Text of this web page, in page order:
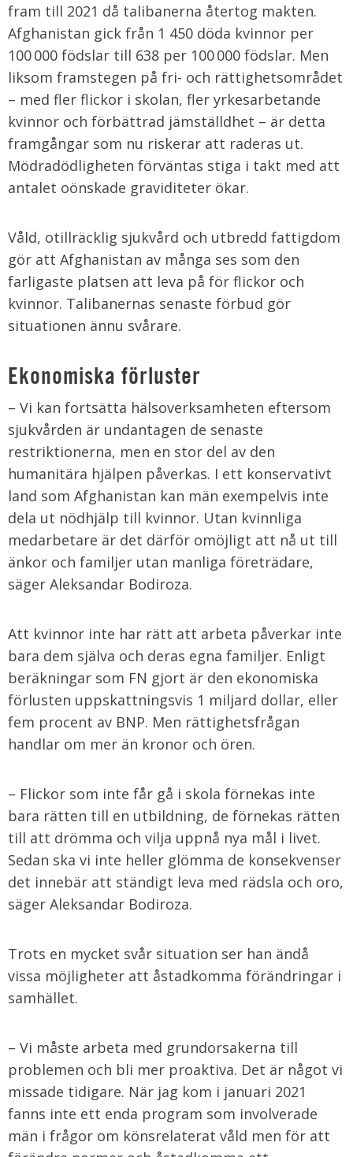
fram till 2021 då talibanerna återtog makten.
Afghanistan gick från 1 450 döda kvinnor per
100 000 födslar till 638 per 100 000 födslar. Men
liksom framstegen på fri- och rättighetsområdet
– med fler flickor i skolan, fler yrkesarbetande
kvinnor och förbättrad jämställdhet – är detta
framgångar som nu riskerar att raderas ut.
Mödradödligheten förväntas stiga i takt med att
antalet oönskade graviditeter ökar.
Våld, otillräcklig sjukvård och utbredd fattigdom
gör att Afghanistan av många ses som den
farligaste platsen att leva på för flickor och
kvinnor. Talibanernas senaste förbud gör
situationen ännu svårare.
Ekonomiska förluster
– Vi kan fortsätta hälsoverksamheten eftersom
sjukvården är undantagen de senaste
restriktionerna, men en stor del av den
humanitära hjälpen påverkas. I ett konservativt
land som Afghanistan kan män exempelvis inte
dela ut nödhjälp till kvinnor. Utan kvinnliga
medarbetare är det därför omöjligt att nå ut till
änkor och familjer utan manliga företrädare,
säger Aleksandar Bodiroza.
Att kvinnor inte har rätt att arbeta påverkar inte
bara dem själva och deras egna familjer. Enligt
beräkningar som FN gjort är den ekonomiska
förlusten uppskattningsvis 1 miljard dollar, eller
fem procent av BNP. Men rättighetsfrågan
handlar om mer än kronor och ören.
– Flickor som inte får gå i skola förnekas inte
bara rätten till en utbildning, de förnekas rätten
till att drömma och vilja uppnå nya mål i livet.
Sedan ska vi inte heller glömma de konsekvenser
det innebär att ständigt leva med rädsla och oro,
säger Aleksandar Bodiroza.
Trots en mycket svår situation ser han ändå
vissa möjligheter att åstadkomma förändringar i
samhället.
– Vi måste arbeta med grundorsakerna till
problemen och bli mer proaktiva. Det är något vi
missade tidigare. När jag kom i januari 2021
fanns inte ett enda program som involverade
män i frågor om könsrelaterat våld men för att